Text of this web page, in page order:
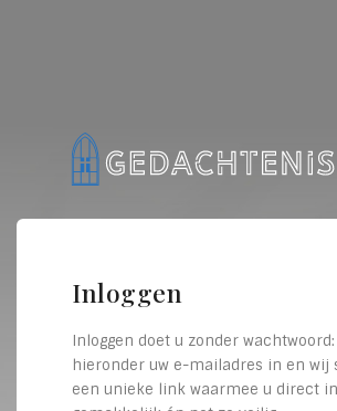
Inloggen
Inloggen doet u zonder
hieronder uw e-mailadres in en wij
een unieke link waarmee u direct